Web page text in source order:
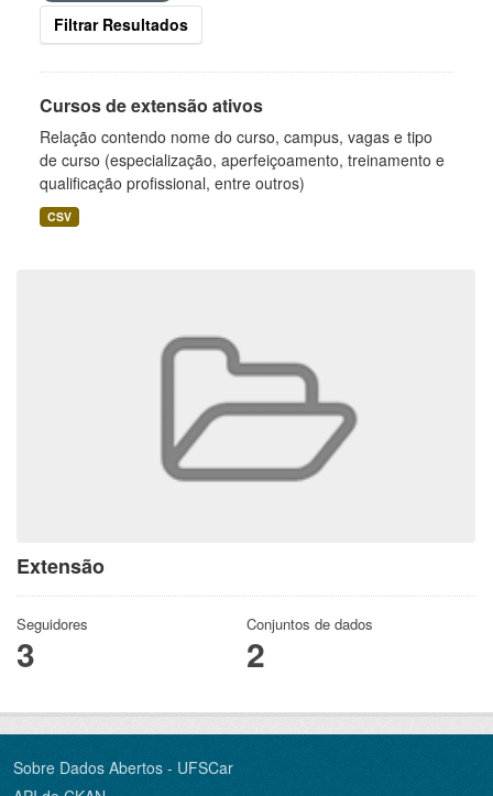
Extensão
Seguidores
3
Conjuntos de dados
2
Filtrar Resultados
Cursos de extensão ativos
Relação contendo nome do curso, campus, vagas e tipo
de curso (especialização, aperfeiçoamento, treinamento e
qualificação profissional, entre outros)
CSV
Sobre Dados Abertos - UFSCar